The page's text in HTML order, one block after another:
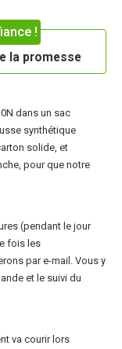
!
la promesse
dans un sac
synthétique
solide, et
pour que notre
(pendant le jour
fois les
par e-mail. Vous y
et le suivi du
va courir lors